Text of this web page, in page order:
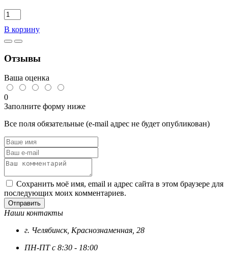
Количество
товара
Бита
PH
сталь
CRAFT
В корзину
Отзывы
Ваша оценка
0
Заполните форму ниже
Все поля обязательные (e-mail адрес не будет опубликован)
Сохранить моё имя, email и адрес сайта в этом браузере для
последующих моих комментариев.
Отправить
Наши контакты
г. Челябинск, Краснознаменная, 28
ПН-ПТ с 8:30 - 18:00